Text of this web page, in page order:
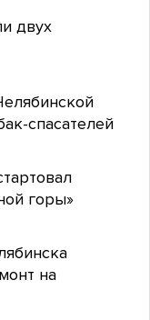
двух
спасателей
горы»
на